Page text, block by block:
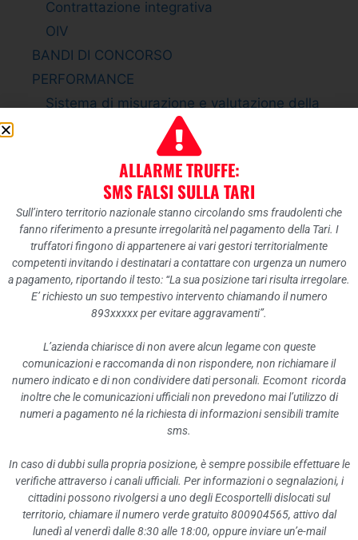
Contrattazione integrativa
OIV
BANDI DI CONCORSO
PERFORMANCE
Sistema di misurazione e valutazione della
Piano della Performance
Relazione sulla Performance
Ammontare complessivo dei premi
Dati relativi ai premi
ENTI CONTROLLATI
Enti pubblici vigilati
Società partecipate
Enti di diritto privato controllati
Rappresentazione grafica
ATTIVITÀ E PROCEDIMENTI
Tipologie di procedimento
Dichiarazioni sostitutive e acquisizione
Provvedimenti organi indirizzo politico
Provvedimenti dirigenti amministrativi
CONTROLLI SULLE IMPRESE
ALLARME TRUFFE:
SMS FALSI SULLA TARI
Sull’intero territorio nazionale stanno circolando sms fraudolenti che
fanno riferimento a presunte irregolarità nel pagamento della Tari. I
truffatori fingono di appartenere ai vari gestori territorialmente
competenti invitando i destinatari a contattare con urgenza un numero
a pagamento, riportando il testo: “La sua posizione tari risulta irregolare.
E’ richiesto un suo tempestivo intervento chiamando il numero
893xxxxx per evitare aggravamenti”.
L’azienda chiarisce di non avere alcun legame con queste
comunicazioni e raccomanda di non rispondere, non richiamare il
numero indicato e di non condividere dati personali. Ecomont ricorda
inoltre che le comunicazioni ufficiali non prevedono mai l’utilizzo di
numeri a pagamento né la richiesta di informazioni sensibili tramite
sms.
In caso di dubbi sulla propria posizione, è sempre possibile effettuare le
verifiche attraverso i canali ufficiali. Per informazioni o segnalazioni, i
cittadini possono rivolgersi a uno degli Ecosportelli dislocati sul
territorio, chiamare il numero verde gratuito 800904565, attivo dal
lunedì al venerdì dalle 8:30 alle 18:00, oppure inviare un’e-mail